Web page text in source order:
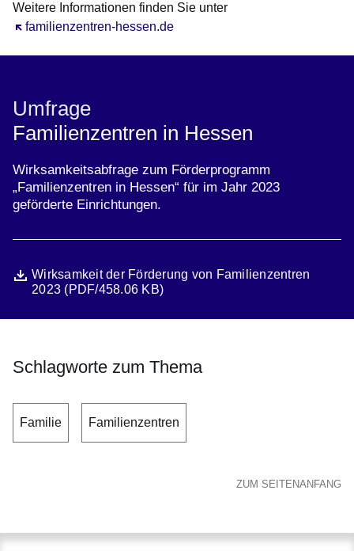
Weitere Informationen finden Sie unter
familienzentren-hessen.de
Öffnet sich in einem neuen Fenster
Umfrage
Familienzentren in Hessen
Wirksamkeitsabfrage zum Förderprogramm
„Familienzentren in Hessen“ für im Jahr 2023
geförderte Einrichtungen.
DateiWirksamkeit der Förderung von Familienzentren
2023 (PDF/458.06 KB)
Öffnet sich in einem neuen Fenster
Schlagworte zum Thema
Familie Familienzentren
ZUM SEITENANFANG